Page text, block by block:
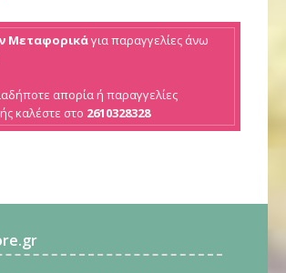
Μεταφορικάγια παραγγελίες άνω
απορία ή παραγγελίες
καλέστε στο 2610328328